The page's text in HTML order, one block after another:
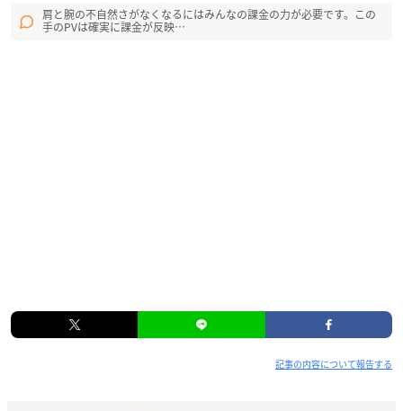
肩と腕の不自然さがなくなるにはみんなの課金の力が必要です。この
手のPVは確実に課金が反映…
記事の内容について報告する